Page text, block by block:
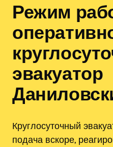
Режим
эвакуатор
Круглосуточный
подача вскоре,